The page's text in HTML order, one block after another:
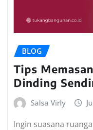
BLOG
Tips
Dinding
Salsa Virly
Ingin suasana